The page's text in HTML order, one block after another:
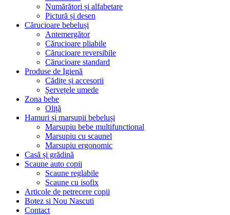
Numărători și alfabetare
Pictură și desen
Cărucioare bebeluși
Antemergător
Cărucioare pliabile
Cărucioare reversibile
Cărucioare standard
Produse de Igienă
Cădițe și accesorii
Șervețele umede
Zona bebe
Oliță
Hamuri și marsupii bebeluși
Marsupiu bebe multifunctional
Marsupiu cu scaunel
Marsupiu ergonomic
Casă și grădină
Scaune auto copii
Scaune reglabile
Scaune cu isofix
Articole de petrecere copii
Botez si Nou Nascuti
Contact